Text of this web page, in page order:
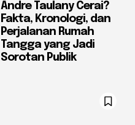
Andre Taulany Cerai?
Fakta, Kronologi, dan
Perjalanan Rumah
Tangga yang Jadi
Sorotan Publik